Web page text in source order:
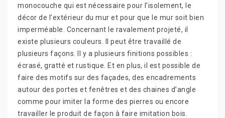
monocouche qui est nécessaire pour l’isolement, le
décor de l’extérieur du mur et pour que le mur soit bien
imperméable. Concernant le ravalement projeté, il
existe plusieurs couleurs. Il peut être travaillé de
plusieurs façons. Il y a plusieurs finitions possibles :
écrasé, gratté et rustique. Et en plus, il est possible de
faire des motifs sur des façades, des encadrements
autour des portes et fenêtres et des chaines d’angle
comme pour imiter la forme des pierres ou encore
travailler le produit de façon à faire imitation bois.